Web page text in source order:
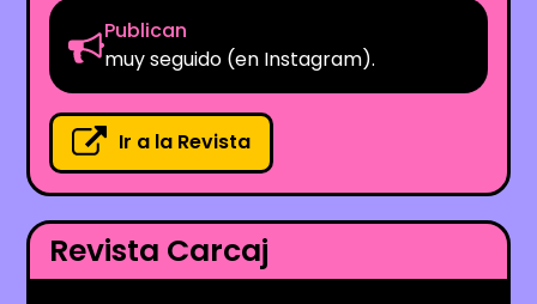
Publican
muy seguido (en Instagram).
Ir a la Revista
Revista Carcaj